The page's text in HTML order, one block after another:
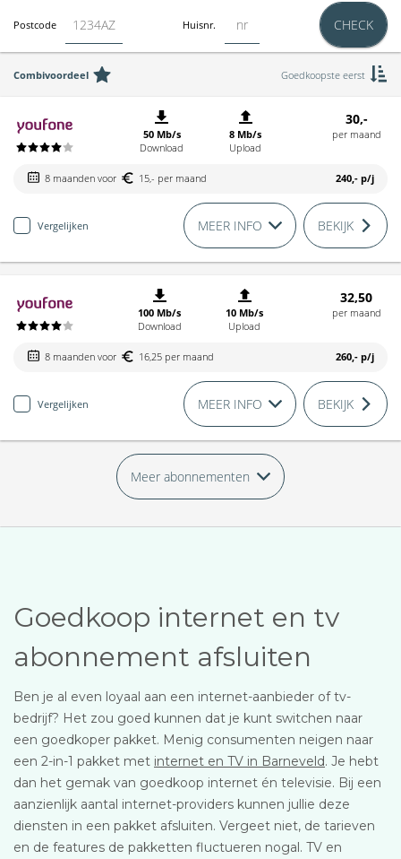
Postcode Huisnr. CHECK
Combivoordeel Goedkoopste eerst
50 Mb/s
Download
8 Mb/s
Upload
30,-
per maand
8 maanden voor 15,- per maand 240,- p/j
Vergelijken MEER INFO BEKIJK
100 Mb/s
Download
10 Mb/s
Upload
32,50
per maand
8 maanden voor 16,25 per maand 260,- p/j
Vergelijken MEER INFO BEKIJK
Meer abonnementen
Goedkoop internet en tv
abonnement afsluiten
Ben je al even loyaal aan een internet-aanbieder of tv-
bedrijf? Het zou goed kunnen dat je kunt switchen naar
een goedkoper pakket. Menig consumenten neigen naar
een 2-in-1 pakket met internet en TV in Barneveld. Je hebt
dan het gemak van goedkoop internet én televisie. Bij een
aanzienlijk aantal internet-providers kunnen jullie deze
diensten in een pakket afsluiten. Vergeet niet, de tarieven
en de features de pakketten fluctueren nogal. TV en